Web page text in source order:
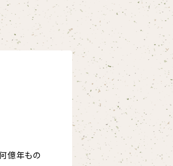
億年もの